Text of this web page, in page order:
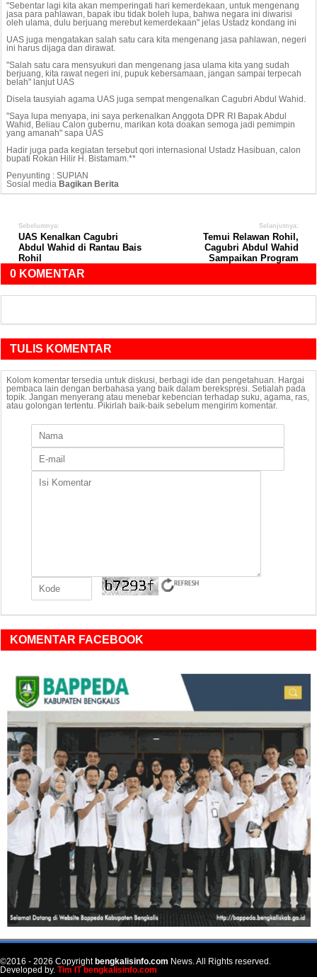
"Sebentar lagi kita akan memperingati hari kemerdekaan, untuk mengenang
jasa para pahlawan, bapak ibu tidak boleh lupa, bahwa negara ini diwarisi
oleh ulama, dulu berjuang merebut kemerdekaan" jelas Ustadz kondang ini
UAS juga mengatakan salah satu cara kita mengenang jasa pahlawan, negeri
ini harus dijaga dan dirawat.
"Salah satu cara mensyukuri dan mengenang jasa ulama kita yang sudah
berjuang, kita rawat negeri ini, pupuk kebersamaan, jangan sampai terpecah
belah" lanjut UAS
Disela tausyiah agama UAS juga sempat mengenalkan Cagubri Abdul Wahid.
"Saya lupa menyapa, ini saya perkenalkan Anggota DPR RI Bapak Abdul
Wahid, Beliau Calon gubernu, marikan kota doakan semoga jadi pemimpin
yang amanah" sapa UAS
Hadir juga pada kegiatan tersebut qori internasional Ustadz Hasibuan, calon
bupati Rokan Hilir H. Bistamam.**
Penyunting : SUPIAN
Sosial media Bagikan Berita
Sebelumnya:
UAS Kenalkan Cagubri
Abdul Wahid di Rantau Bais
Rohil
Selanjutnya:
Temui Relawan Rohil,
Cagubri Abdul Wahid
Sampaikan Program
0 KOMENTAR
TULIS KOMENTAR
Kolom komentar tersedia untuk diskusi, berbagi ide dan pengetahuan. Hargai
pembaca lain dengan berbahasa yang baik dalam berekspresi. Setialah pada
topik. Jangan menyerang atau menebar kebencian terhadap suku, agama, ras,
atau golongan tertentu. Pikirlah baik-baik sebelum mengirim komentar.
KOMENTAR FACEBOOK
©2016 - 2026 Copyright bengkalisinfo.com News. All Rights reserved.
Developed by. Tim IT bengkalisinfo.com